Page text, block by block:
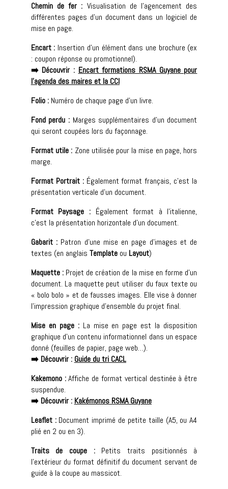
Chemin de fer : Visualisation de l’agencement des
différentes pages d’un document dans un logiciel de
mise en page.
Encart : Insertion d’un élément dans une brochure (ex
: coupon réponse ou promotionnel).
➡️ Découvrir : Encart formations RSMA Guyane pour
l’agenda des maires et la CCI
Folio :Numéro de chaque page d’un livre.
Fond perdu :Marges supplémentaires d’un document
qui seront coupées lors du façonnage.
Format utile : Zone utilisée pour la mise en page, hors
marge.
Format Portrait :Également format français, c’est la
présentation verticale d’un document.
Format Paysage :Également format à l’italienne,
c’est la présentation horizontale d’un document.
Gabarit : Patron d’une mise en page d’images et de
textes (en anglais Templateou Layout)
Maquette :Projet de création de la mise en forme d’un
document. La maquette peut utiliser du faux texte ou
« bolo bolo » et de fausses images. Elle vise à donner
l’impression graphique d’ensemble du projet final.
Mise en page :La mise en page est la disposition
graphique d’un contenu informationnel dans un espace
donné (feuilles de papier, page web…).
➡️ Découvrir : Guide du tri CACL
Kakemono :Affiche de format vertical destinée à être
suspendue.
➡️ Découvrir : Kakémonos RSMA Guyane
Leaflet :Document imprimé de petite taille (A5, ou A4
plié en 2 ou en 3).
Traits de coupe :Petits traits positionnés à
l’extérieur du format définitif du document servant de
guide à la coupe au massicot.